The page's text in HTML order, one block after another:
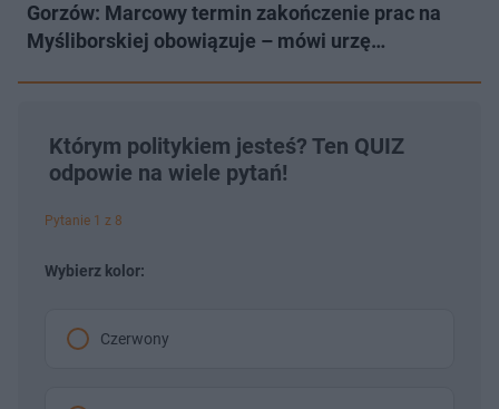
Gorzów: Marcowy termin zakończenie prac na
Myśliborskiej obowiązuje – mówi urzę…
Którym politykiem jesteś? Ten QUIZ
odpowie na wiele pytań!
Pytanie 1 z 8
Wybierz kolor:
Czerwony